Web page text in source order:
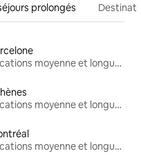
prolongés
Locations moyenne et longue durée
Locations moyenne et longue durée
Locations moyenne et longue durée